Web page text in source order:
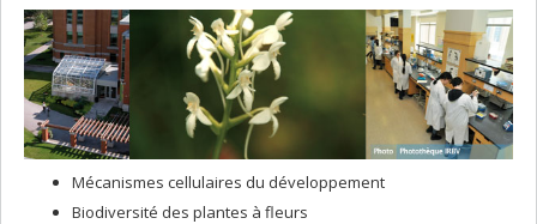
Mécanismes cellulaires du développement
Biodiversité des plantes à fleurs